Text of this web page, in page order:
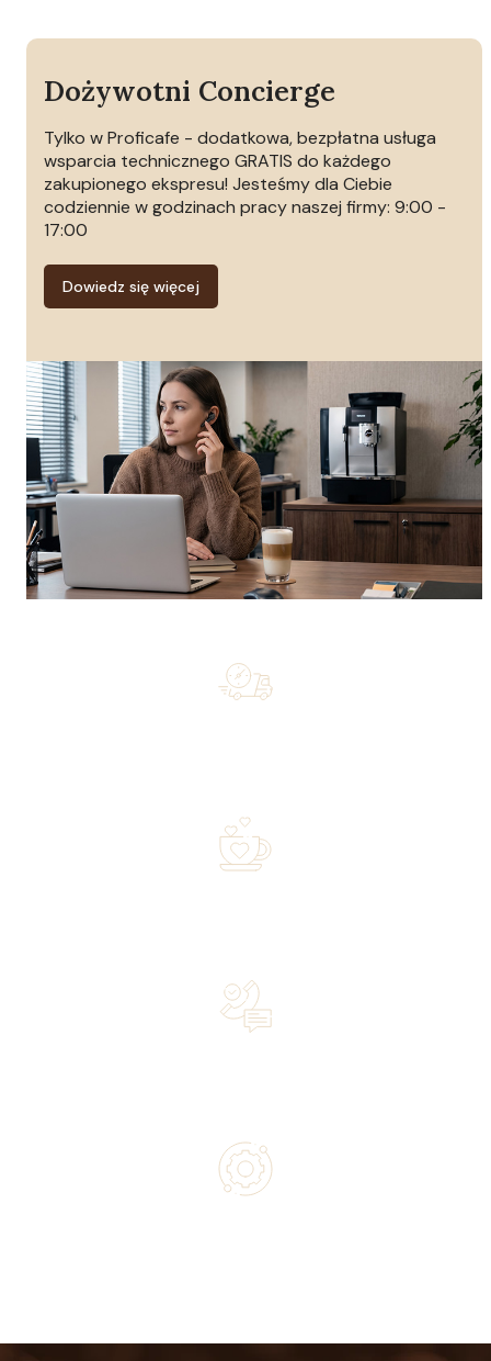
Dożywotni Concierge
Tylko w Proficafe - dodatkowa, bezpłatna usługa
wsparcia technicznego GRATIS do każdego
zakupionego ekspresu! Jesteśmy dla Ciebie
codziennie w godzinach pracy naszej firmy: 9:00 -
17:00
Dowiedz się więcej